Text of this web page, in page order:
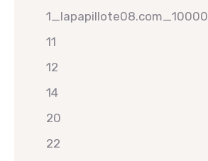
1_lapapillote08.com_10000
11
12
14
20
22